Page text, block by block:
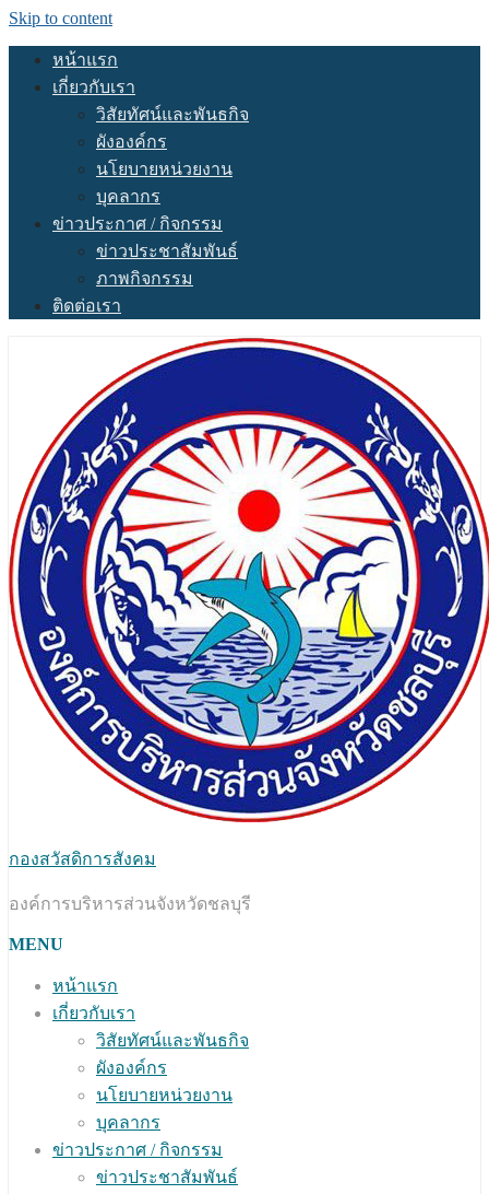
Skip to content
หน้าแรก
เกี่ยวกับเรา
วิสัยทัศน์และพันธกิจ
ผังองค์กร
นโยบายหน่วยงาน
บุคลากร
ข่าวประกาศ / กิจกรรม
ข่าวประชาสัมพันธ์
ภาพกิจกรรม
ติดต่อเรา
กองสวัสดิการสังคม
องค์การบริหารส่วนจังหวัดชลบุรี
MENU
หน้าแรก
เกี่ยวกับเรา
วิสัยทัศน์และพันธกิจ
ผังองค์กร
นโยบายหน่วยงาน
บุคลากร
ข่าวประกาศ / กิจกรรม
ข่าวประชาสัมพันธ์